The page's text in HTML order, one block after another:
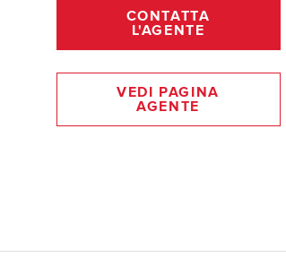
CONTATTA
L'AGENTE
VEDI PAGINA
AGENTE